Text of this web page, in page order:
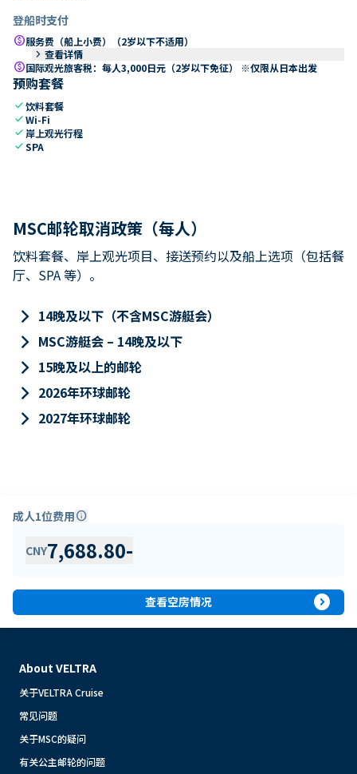
登船时支付
paid服务费（船上小费）（2岁以下不适用）
keyboard_arrow_right 查看详情
paid国际观光旅客税：每人3,000日元（2岁以下免征） ※仅限从日本出发
预购套餐
check饮料套餐
checkWi-Fi
check 岸上观光行程
checkSPA
MSC邮轮取消政策（每人）
饮料套餐、岸上观光项目、接送预约以及船上选项（包括餐
厅、SPA 等）。
keyboard_arrow_right 14晚及以下（不含MSC游艇会）
keyboard_arrow_right MSC游艇会 – 14晚及以下
keyboard_arrow_right 15晚及以上的邮轮
keyboard_arrow_right 2026年环球邮轮
keyboard_arrow_right 2027年环球邮轮
成人1位费用info
CNY7,688.80-
查看空房情况 expand_circle_right
About VELTRA
关于VELTRA Cruise
常见问题
关于MSC的疑问
有关公主邮轮的问题